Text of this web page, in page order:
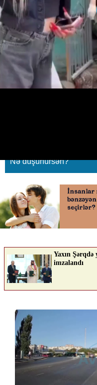
Bakıda QİÇS-
meyiti niyə
Nə düşünürsən?